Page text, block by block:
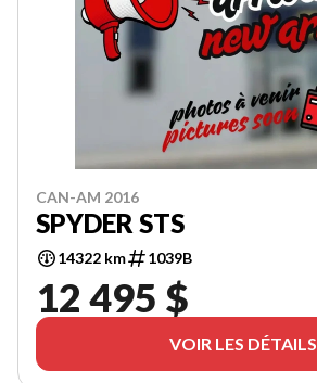
CAN-AM 2016
SPYDER STS
14322 km 1039B
12 495 $
VOIR LES DÉTAILS